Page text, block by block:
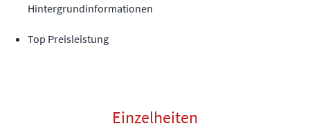
Hintergrundinformationen
Top Preisleistung
Einzelheiten